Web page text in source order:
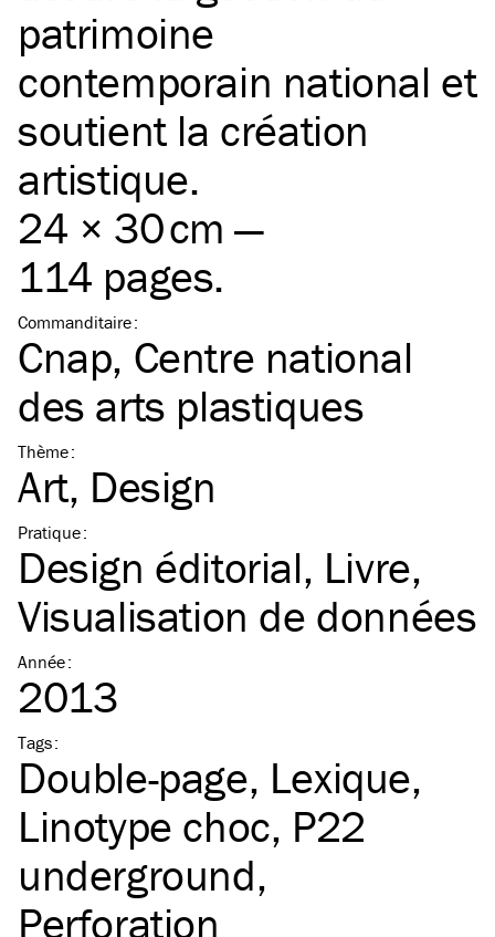
patrimoine
contemporain national et
soutient la création
artistique.
24 × 30 cm —
114 pages.
Commanditaire:
Cnap, Centre national
des arts plastiques
Thème:
Art Design
Pratique:
Design éditorial Livre
Visualisation de données
Année:
2013
Tags:
Double-page Lexique
Linotype choc P22
underground
Perforation